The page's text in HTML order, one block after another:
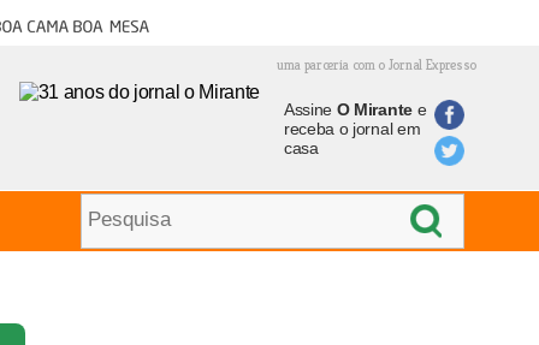
cama boa mesa
uma parceria com o Jornal Expresso
Assine O Mirantee
receba o jornal em
casa